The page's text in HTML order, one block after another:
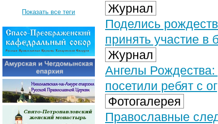
Журнал
Поделись
принять участие в
Журнал
Ангелы
посетили ребят с
Фотогалерея
Православные
Показать все теги